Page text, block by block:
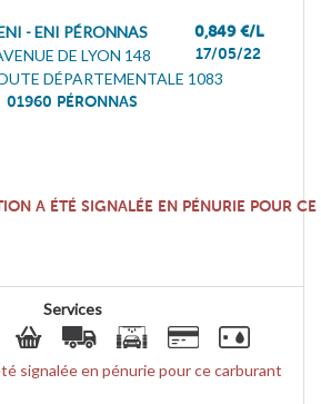
- ENI PÉRONNAS
DE LYON 148
DÉPARTEMENTALE 1083
01960 PÉRONNAS
0,849 €/L
17/05/22
A ÉTÉ SIGNALÉE EN PÉNURIE POUR
Services
signalée en pénurie pour ce carburant